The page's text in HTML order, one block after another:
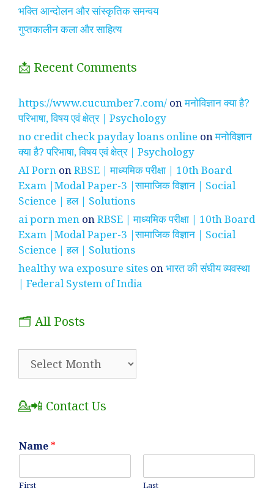
भक्ति आन्दोलन और सांस्कृतिक समन्वय
गुप्तकालीन कला और साहित्य
📩 Recent Comments
https://www.cucumber7.com/ onमनोविज्ञान क्या है?
परिभाषा, विषय एवं क्षेत्र | Psychology
no credit check payday loans online onमनोविज्ञान
क्या है? परिभाषा, विषय एवं क्षेत्र | Psychology
AI Porn onRBSE | माध्यमिक परीक्षा | 10th Board
Exam |Modal Paper-3 |सामाजिक विज्ञान | Social
Science | हल | Solutions
ai porn men onRBSE | माध्यमिक परीक्षा | 10th Board
Exam |Modal Paper-3 |सामाजिक विज्ञान | Social
Science | हल | Solutions
healthy wa exposure sites onभारत की संघीय व्यवस्था
| Federal System of India
🗂️ All Posts
💁📲 Contact Us
Name *
First Last